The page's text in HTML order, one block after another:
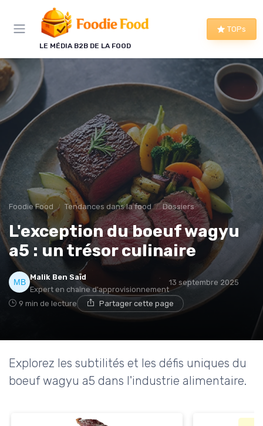
LE MÉDIA B2B DE LA FOOD
TOPs
Foodie Food Tendances dans la food Dossiers
L'exception du boeuf wagyu
a5 : un trésor culinaire
Malik Ben Saïd
Expert en chaîne d'approvisionnement
13 septembre 2025
9 min de lecture Partager cette page
Explorez les subtilités et les défis uniques du
boeuf wagyu a5 dans l'industrie alimentaire.
Panneau de gestion des cookies